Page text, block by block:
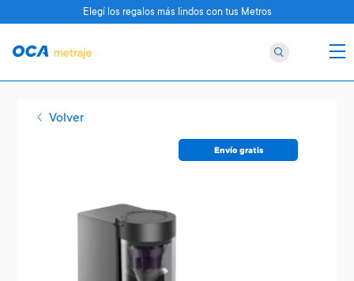
Volver
Envío gratis
Elegí los regalos más lindos con tus Metros